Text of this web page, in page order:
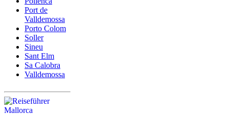
Port de
Valldemossa
Porto Colom
Soller
Sineu
Sant Elm
Sa Calobra
Valldemossa